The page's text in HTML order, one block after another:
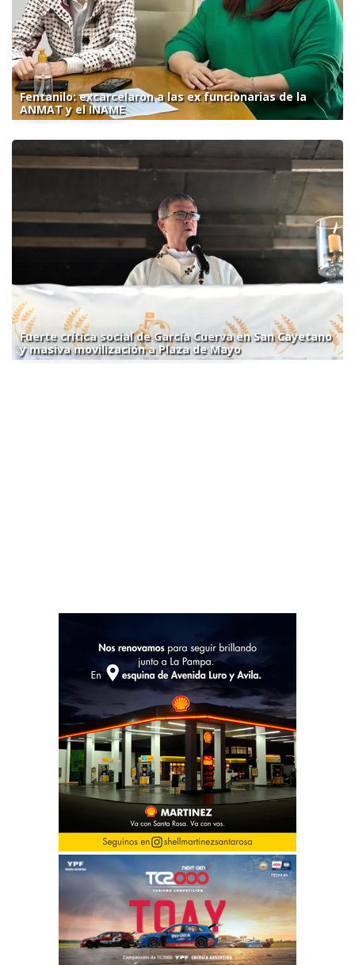
Fentanilo: excarcelaron a las ex funcionarias de la
ANMAT y el INAME
Fuerte crítica social de García Cuerva en San Cayetano
y masiva movilización a Plaza de Mayo